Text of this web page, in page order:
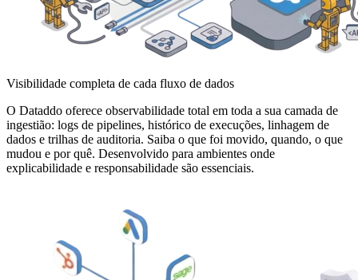
Visibilidade completa de cada fluxo de dados
O Dataddo oferece observabilidade total em toda a sua camada de
ingestião: logs de pipelines, histórico de execuções, linhagem de
dados e trilhas de auditoria. Saiba o que foi movido, quando, o que
mudou e por quê. Desenvolvido para ambientes onde
explicabilidade e responsabilidade são essenciais.